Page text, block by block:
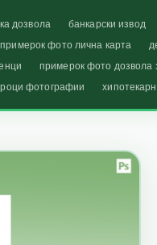
дозвола банкарски извод
примерок фото лична карта
примерок фото дозвола
фотографии